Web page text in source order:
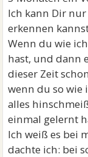
Ich kann Dir
erkennen
Wenn du wie
hast, und dann
dieser Zeit
wenn du so wie
alles
einmal gelernt
Ich weiß es bei
dachte ich: bei